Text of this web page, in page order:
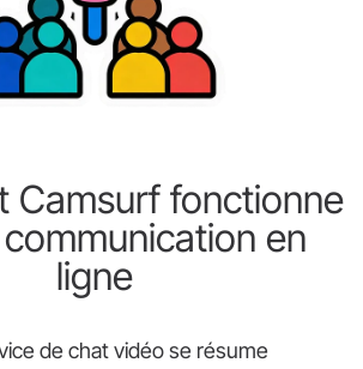
Camsurf fonctionne
en
ligne
de chat vidéo se résume